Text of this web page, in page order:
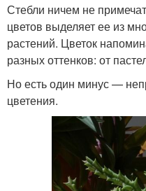
Стебли ничем не
цветов выделяет ее из
растений. Цветок
разных оттенков: от
Но есть один минус —
цветения.